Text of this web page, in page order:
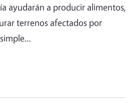
ayudarán a producir alimentos,
terrenos afectados por